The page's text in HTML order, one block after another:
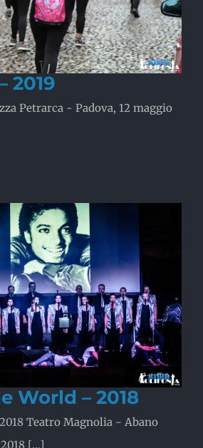
2019
Petrarca - Padova, 12 maggio
World – 2018
Teatro Magnolia - Abano
[...]